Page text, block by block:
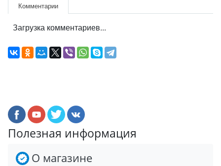
Комментарии
Загрузка комментариев...
Полезная информация
О магазине